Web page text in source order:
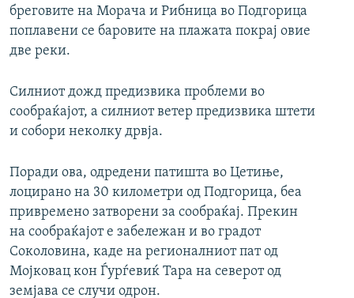
бреговите на Морача и Рибница во Подгорица
поплавени се баровите на плажата покрај овие
две реки.
Силниот дожд предизвика проблеми во
сообраќајот, а силниот ветер предизвика штети
и собори неколку дрвја.
Поради ова, одредени патишта во Цетиње,
лоцирано на 30 километри од Подгорица, беа
привремено затворени за сообраќај. Прекин
на сообраќајот е забележан и во градот
Соколовина, каде на регионалниот пат од
Мојковац кон Ѓурѓевиќ Тара на северот од
земјава се случи одрон.